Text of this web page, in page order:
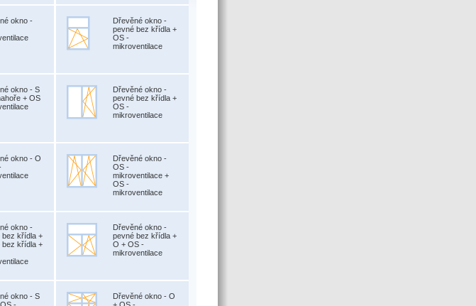
okno -
Dřevěné okno -
pevné bez křídla +
OS -
mikroventilace
okno - S
+ OS
Dřevěné okno -
pevné bez křídla +
OS -
mikroventilace
okno - O
Dřevěné okno -
OS -
mikroventilace +
OS -
mikroventilace
okno -
bez křídla +
bez křídla +
Dřevěné okno -
pevné bez křídla +
O + OS -
mikroventilace
okno - S
Dřevěné okno - O